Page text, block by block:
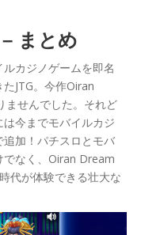
まとめ
カジノゲームを即名
JTG。今作Oiran
ませんでした。それど
今までモバイルカジ
加！パチスロとモバ
でなく、Oiran Dream
代が体験できる壮大な